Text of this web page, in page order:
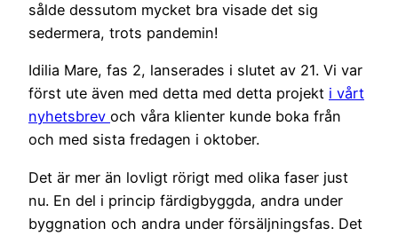
sålde dessutom mycket bra visade det sig
sedermera, trots pandemin!
Idilia Mare, fas 2, lanserades i slutet av 21. Vi var
först ute även med detta med detta projekt i vårt
nyhetsbrev och våra klienter kunde boka från
och med sista fredagen i oktober.
Det är mer än lovligt rörigt med olika faser just
nu. En del i princip färdigbyggda, andra under
byggnation och andra under försäljningsfas. Det